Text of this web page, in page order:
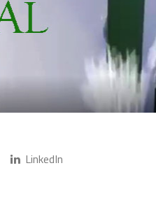
LinkedIn